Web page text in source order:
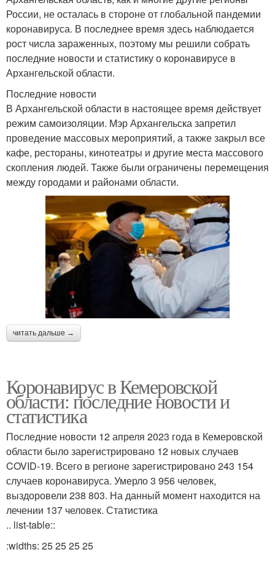
России, не осталась в стороне от глобальной пандемии
коронавируса. В последнее время здесь наблюдается
рост числа зараженных, поэтому мы решили собрать
последние новости и статистику о коронавирусе в
Архангельской области.
Последние новости
В Архангельской области в настоящее время действует
режим самоизоляции. Мэр Архангельска запретил
проведение массовых мероприятий, а также закрыл все
кафе, рестораны, кинотеатры и другие места массового
скопления людей. Также были ограничены перемещения
между городами и районами области.
читать дальше →
Коронавирус в Кемеровской
области: последние новости и
статистика
Последние новости 12 апреля 2023 года в Кемеровской
области было зарегистрировано 12 новых случаев
COVID-19. Всего в регионе зарегистрировано 243 154
случаев коронавируса. Умерло 3 956 человек,
выздоровели 238 803. На данный момент находится на
лечении 137 человек. Статистика
.. list-table::
:widths: 25 25 25 25